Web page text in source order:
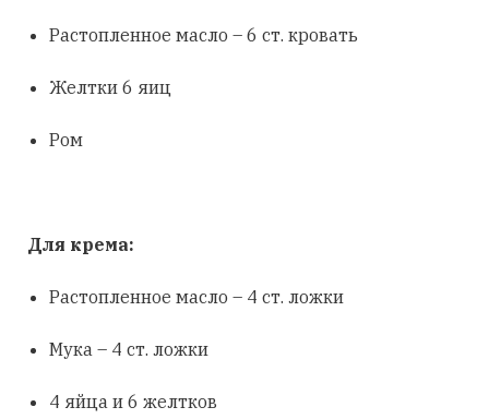
Растопленное масло – 6 ст. кровать
Желтки 6 яиц
Ром
Для крема:
Растопленное масло – 4 ст. ложки
Мука – 4 ст. ложки
4 яйца и 6 желтков